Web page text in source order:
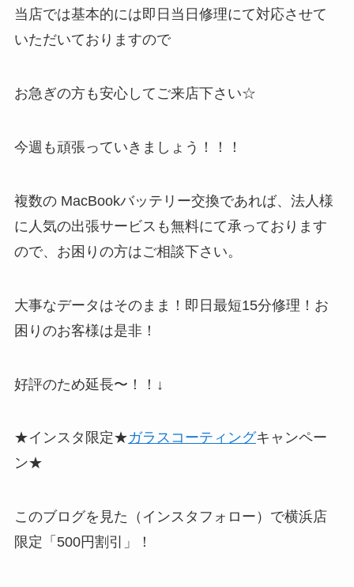
当店では基本的には即日当日修理にて対応させて
いただいておりますので
お急ぎの方も安心してご来店下さい☆
今週も頑張っていきましょう！！！
複数の MacBookバッテリー交換であれば、法人様
に人気の出張サービスも無料にて承っております
ので、お困りの方はご相談下さい。
大事なデータはそのまま！即日最短15分修理！お
困りのお客様は是非！
好評のため延長〜！！↓
★インスタ限定★ガラスコーティングキャンペー
ン★
このブログを見た（インスタフォロー）で横浜店
限定「500円割引」！